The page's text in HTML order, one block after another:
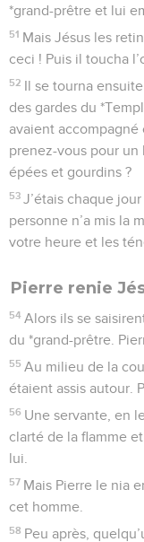
*grand-prêtre et lui
51 Mais Jésus les
ceci ! Puis il toucha
52 Il se tourna
des gardes du
avaient
prenez-vous pour un
épées et gourdins ?
53 J’étais chaque
personne n’a mis la
votre heure et les
Pierre renie
54 Alors ils se
du *grand-prêtre.
55 Au milieu de la
étaient assis autour.
56 Une servante, en
clarté de la flamme
lui.
57 Mais Pierre le nia
cet homme.
58 Peu après,